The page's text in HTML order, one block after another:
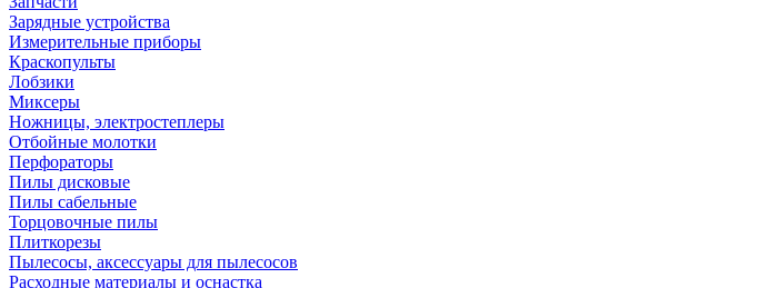
Зарядные устройства
Измерительные приборы
Краскопульты
Лобзики
Миксеры
Ножницы, электростеплеры
Отбойные молотки
Перфораторы
Пилы дисковые
Пилы сабельные
Торцовочные пилы
Плиткорезы
Пылесосы, аксессуары для пылесосов
Расходные материалы и оснастка